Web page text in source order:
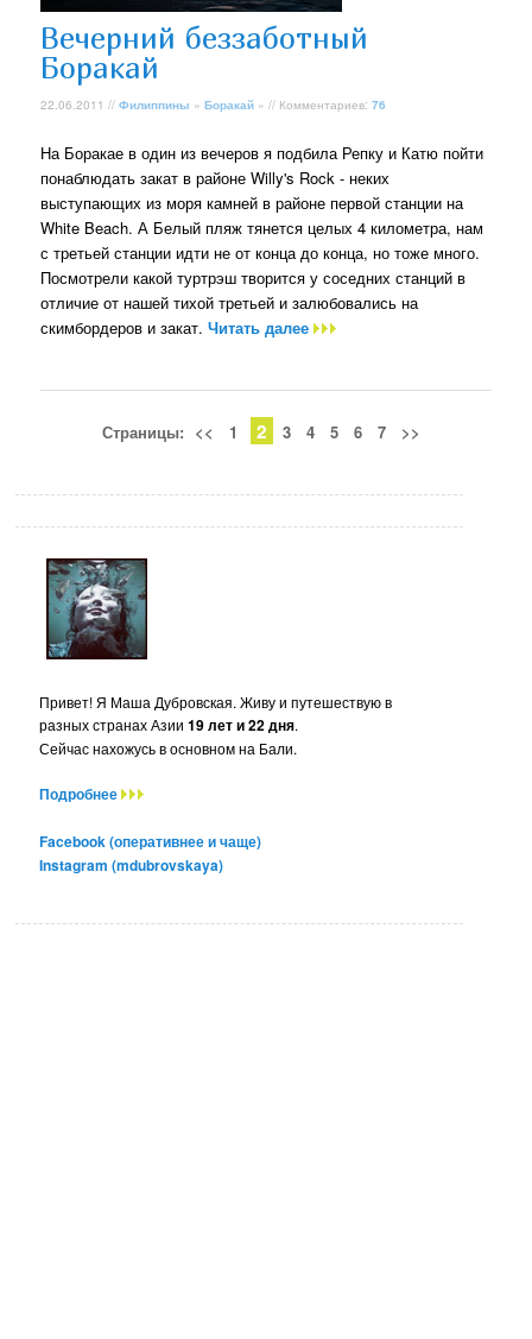
Вечерний беззаботный
Боракай
22.06.2011 //Филиппины »Боракай » // Комментариев:76
На Боракае в один из вечеров я подбила Репку и Катю пойти
понаблюдать закат в районе Willy's Rock - неких
выступающих из моря камней в районе первой станции на
White Beach. А Белый пляж тянется целых 4 километра, нам
с третьей станции идти не от конца до конца, но тоже много.
Посмотрели какой туртрэш творится у соседних станций в
отличие от нашей тихой третьей и залюбовались на
скимбордеров и закат.Читать далее
Страницы: << 1 2 3 4 5 6 7 >>
Привет! Я Маша Дубровская. Живу и путешествую в
разных странах Азии19 лет и 22 дня.
Сейчас нахожусь в основном на Бали.
Подробнее
Facebook (оперативнее и чаще)
Instagram (mdubrovskaya)